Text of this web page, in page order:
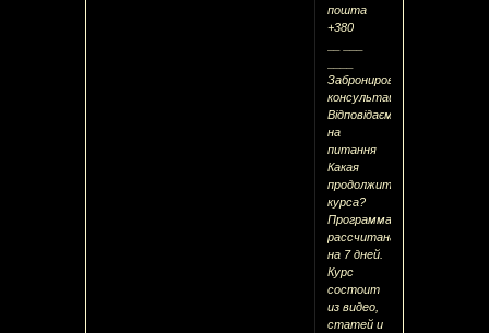
пошта
+380
Забронировать
консультацию
Відповідаємо
на
питання
Какая
продолжительность
курса?
Программа
рассчитана
на 7 дней.
Курс
состоит
из видео,
статей и